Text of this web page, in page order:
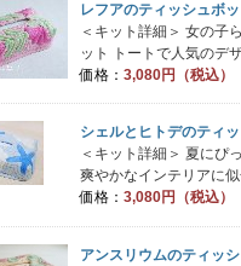
レフアのティッシュボ
＜キット詳細＞ 女の子
ット トートで人気のデ
価格： 3,080円（税込）
シェルとヒトデのティ
＜キット詳細＞ 夏にぴ
爽やかなインテリアに
価格： 3,080円（税込）
アンスリウムのティッ